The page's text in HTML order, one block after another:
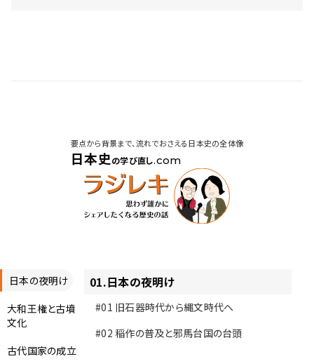
要点から背景まで、流れでおさえる日本史の全体像
日本史の学び直し.com
日本の夜明け
大和王権と古墳
文化
古代国家の成立
01.日本の夜明け
#01 旧石器時代から縄文時代へ
#02 稲作の普及と邪馬台国の台頭